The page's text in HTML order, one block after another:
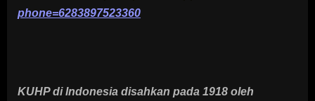
phone=6283897523360
KUHP di Indonesia disahkan pada 1918 oleh